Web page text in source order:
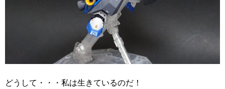
どうして・・・私は生きているのだ！